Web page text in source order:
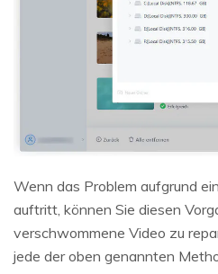
Wenn das Problem aufgrund
auftritt, können Sie diesen
verschwommene Video zu
jede der oben genannten